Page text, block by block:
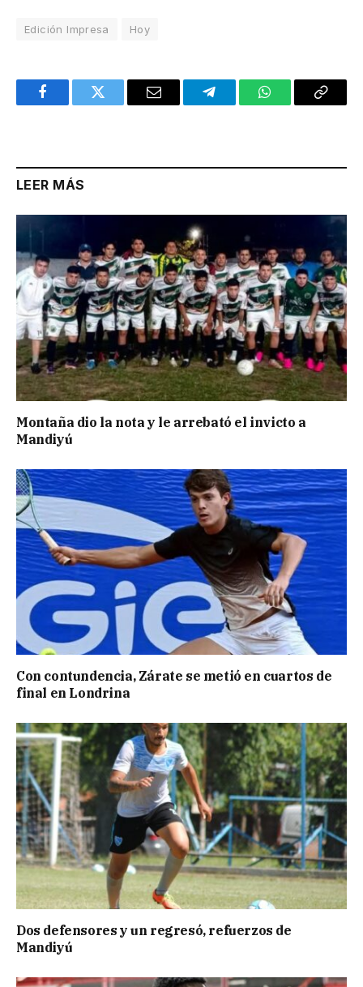
Edición Impresa Hoy
FacebookTwitter Email TelegramWhatsAppCopy
LEER MÁS
Montaña dio la nota y le arrebató el invicto a
Mandiyú
Con contundencia, Zárate se metió en cuartos de
final en Londrina
Dos defensores y un regresó, refuerzos de
Mandiyú